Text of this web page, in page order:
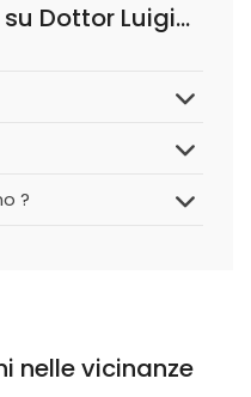
Domande Frequenti su Dottor Luigino Tosatto
?
nelle vicinanze